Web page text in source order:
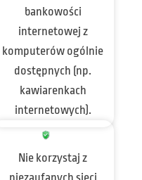
bankowości
internetowej z
komputerów ogólnie
dostępnych (np.
kawiarenkach
internetowych).
Nie korzystaj z